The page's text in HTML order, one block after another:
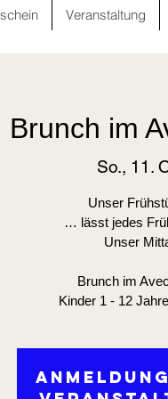
Veranstaltung
Brunch im
So., 11.
Unser
… lässt jedes
Unser
Brunch im
Kinder 1 - 12